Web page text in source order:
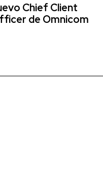
Chief Client
de Omnicom